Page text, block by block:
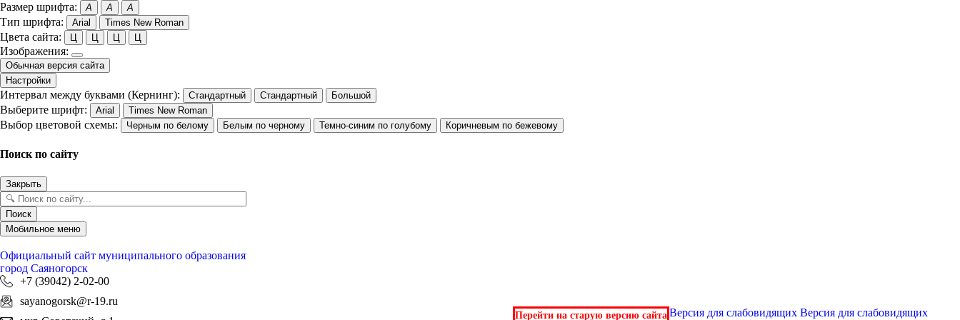
Размер шрифта: A A A
Тип шрифта: Arial Times New Roman
Цвета сайта: Ц Ц Ц Ц
Изображения:
Обычная версия сайта
Настройки
Интервал между буквами (Кернинг): Стандартный Стандартный Большой
Выберите шрифт: Arial Times New Roman
Выбор цветовой схемы: Черным по белому Белым по черному Темно-синим по голубому Коричневым по бежевому
Поиск по сайту
Закрыть
Поиск
Мобильное меню
Официальный сайт муниципального образования
город Саяногорск
+7 (39042) 2-02-00
sayanogorsk@r-19.ru
Перейти на старую версию сайта Версия для слабовидящихВерсия для слабовидящих